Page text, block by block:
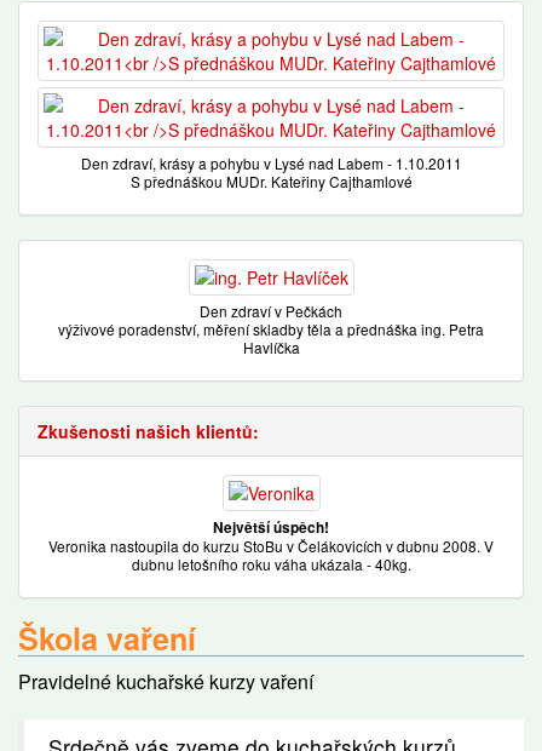
Den zdraví, krásy a pohybu v Lysé nad Labem - 1.10.2011
S přednáškou MUDr. Kateřiny Cajthamlové
Den zdraví v Pečkách
výživové poradenství, měření skladby těla a přednáška ing. Petra
Havlíčka
Zkušenosti našich klientů:
Největší úspěch!
Veronika nastoupila do kurzu StoBu v Čelákovicích v dubnu 2008. V
dubnu letošního roku váha ukázala - 40kg.
Škola vaření
Pravidelné kuchařské kurzy vaření